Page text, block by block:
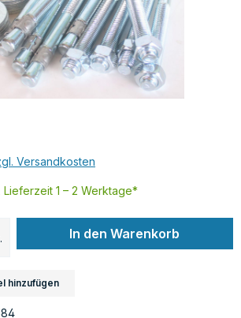
Versandkosten
1 – 2 Werktage*
Gib den gewünschten
In den Warenkorb
hinzufügen